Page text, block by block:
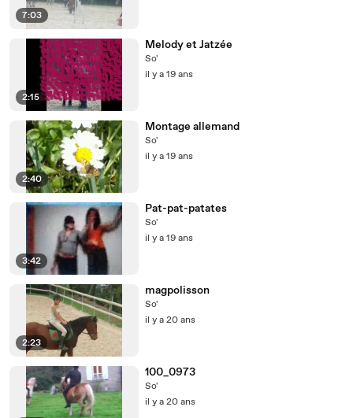
7:03
2:15
Melody et Jatzée
So'
il y a 19 ans
2:40
Montage allemand
So'
il y a 19 ans
3:42
Pat-pat-patates
So'
il y a 19 ans
2:23
magpolisson
So'
il y a 20 ans
100_0973
So'
il y a 20 ans